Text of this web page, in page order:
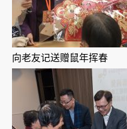
向老友记送赠鼠年挥春